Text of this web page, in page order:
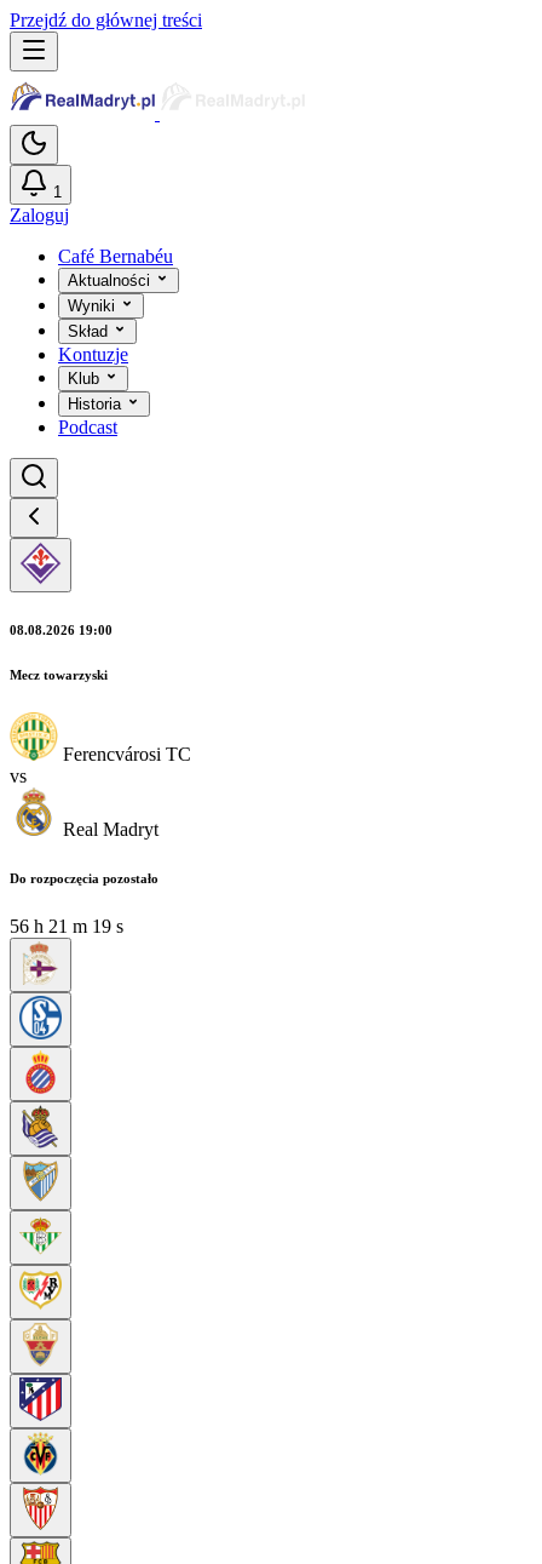
Przejdź do głównej treści
1
Zaloguj
Café Bernabéu
Aktualności
Wyniki
Skład
Kontuzje
Klub
Historia
Podcast
08.08.2026 19:00
Mecz towarzyski
Ferencvárosi TC
vs
Real Madryt
Do rozpoczęcia pozostało
56 h 21 m 19 s